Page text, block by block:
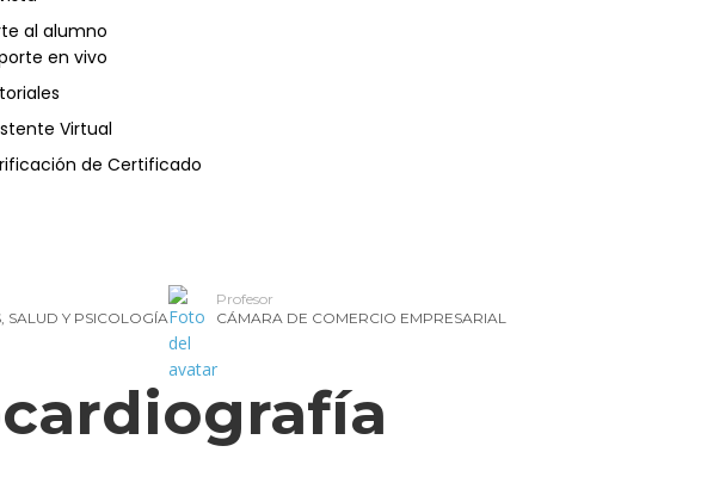
de Turismo
Americano
y Publicidad
Ambiente y Seguridad
Bancaria y Comercial
de Productos y Servicios Financieros
Médico
al alumno
en vivo
Virtual
de Certificado
, SALUD Y PSICOLOGÍA
Profesor
CÁMARA DE COMERCIO EMPRESARIAL